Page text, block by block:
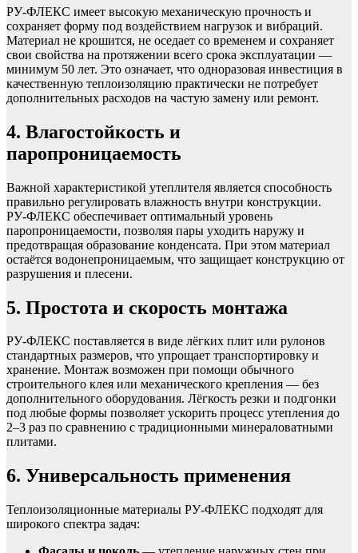
РУ‑ФЛЕКС имеет высокую механическую прочность и
сохраняет форму под воздействием нагрузок и вибраций.
Материал не крошится, не оседает со временем и сохраняет
свои свойства на протяжении всего срока эксплуатации —
минимум 50 лет. Это означает, что одноразовая инвестиция в
качественную теплоизоляцию практически не потребует
дополнительных расходов на частую замену или ремонт.
4. Влагостойкость и
паропроницаемость
Важной характеристикой утеплителя является способность
правильно регулировать влажность внутри конструкции.
РУ‑ФЛЕКС обеспечивает оптимальный уровень
паропроницаемости, позволяя пары уходить наружу и
предотвращая образование конденсата. При этом материал
остаётся водонепроницаемым, что защищает конструкцию от
разрушения и плесени.
5. Простота и скорость монтажа
РУ‑ФЛЕКС поставляется в виде лёгких плит или рулонов
стандартных размеров, что упрощает транспортировку и
хранение. Монтаж возможен при помощи обычного
строительного клея или механического крепления — без
дополнительного оборудования. Лёгкость резки и подгонки
под любые формы позволяет ускорить процесс утепления до
2–3 раз по сравнению с традиционными минераловатными
плитами.
6. Универсальность применения
Теплоизоляционные материалы РУ‑ФЛЕКС подходят для
широкого спектра задач: